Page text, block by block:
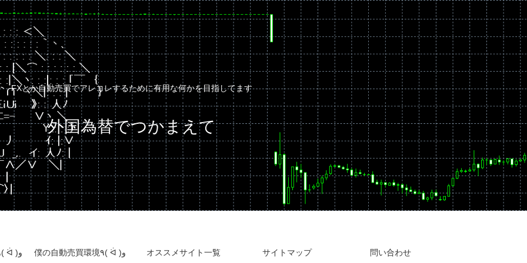
FXとか自動売買でアレコレするために有用な何かを目指してます
外国為替でつかまえて
自動売買運用成績٩( ᐛ )و 僕の自動売買環境٩( ᐛ )و オススメサイト一覧 サイトマップ 問い合わせ